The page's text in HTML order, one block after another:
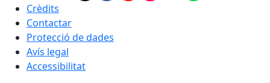
Crèdits
Contactar
Protecció de dades
Avís legal
Accessibilitat